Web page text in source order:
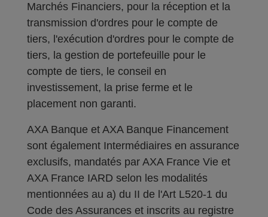
Marchés Financiers, pour la réception et la
transmission d'ordres pour le compte de
tiers, l'exécution d'ordres pour le compte de
tiers, la gestion de portefeuille pour le
compte de tiers, le conseil en
investissement, la prise ferme et le
placement non garanti.
AXA Banque et AXA Banque Financement
sont également Intermédiaires en assurance
exclusifs, mandatés par AXA France Vie et
AXA France IARD selon les modalités
mentionnées au a) du II de l'Art L520-1 du
Code des Assurances et inscrits au registre